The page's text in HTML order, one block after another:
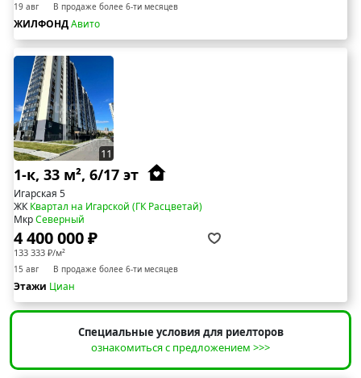
19 авг В продаже более 6-ти месяцев
ЖИЛФОНДАвито
11
1-к, 33 м², 6/17 эт
Игарская 5
ЖККвартал на Игарской (ГК Расцветай)
МкрСеверный
4 400 000 ₽
133 333 ₽/м²
15 авг В продаже более 6-ти месяцев
Этажи Циан
Специальные условия для риелторов
ознакомиться с предложением >>>